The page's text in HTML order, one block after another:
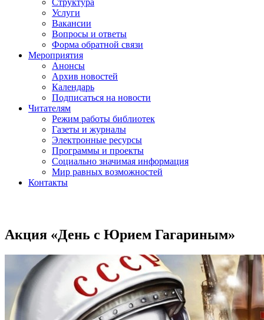
Структура
Услуги
Вакансии
Вопросы и ответы
Форма обратной связи
Мероприятия
Анонсы
Архив новостей
Календарь
Подписаться на новости
Читателям
Режим работы библиотек
Газеты и журналы
Электронные ресурсы
Программы и проекты
Социально значимая информация
Мир равных возможностей
Контакты
Акция «День с Юрием Гагариным»